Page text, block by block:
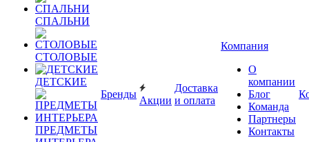
СПАЛЬНИ
СТОЛОВЫЕ
ДЕТСКИЕ
ПРЕДМЕТЫ
Бренды
Акции
Доставка
и оплата
Компания
О
компании
Блог
Команда
Партнеры
Контакты